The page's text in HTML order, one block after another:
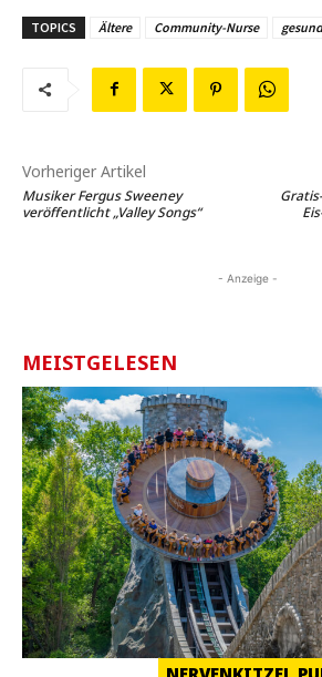
TOPICS Ältere Community-Nurse
Vorheriger Artikel
Musiker Fergus Sweeney
veröffentlicht „Valley Songs“
- Anzeige -
MEISTGELESEN